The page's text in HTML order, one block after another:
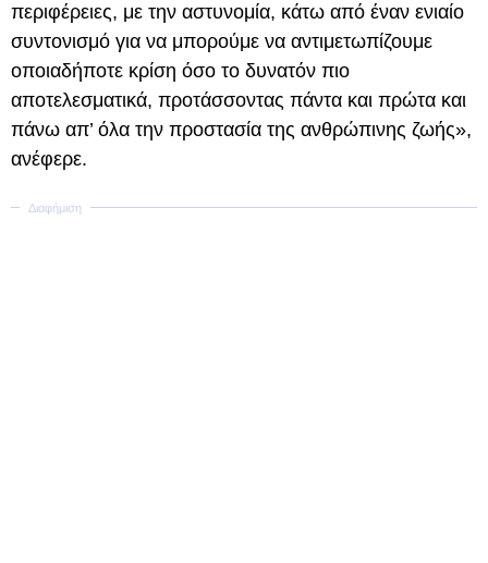
περιφέρειες, με την αστυνομία, κάτω από έναν ενιαίο
συντονισμό για να μπορούμε να αντιμετωπίζουμε
οποιαδήποτε κρίση όσο το δυνατόν πιο
αποτελεσματικά, προτάσσοντας πάντα και πρώτα και
πάνω απ’ όλα την προστασία της ανθρώπινης ζωής»,
ανέφερε.